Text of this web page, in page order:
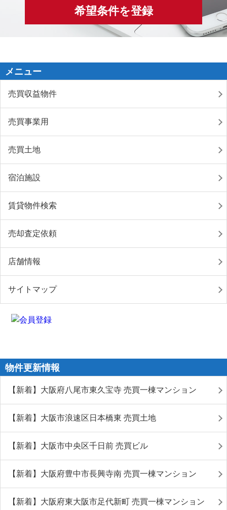
希望条件を登録
メニュー
売買収益物件
売買事業用
売買土地
宿泊施設
賃貸物件検索
売却査定依頼
店舗情報
サイトマップ
物件更新情報
【新着】大阪府八尾市東久宝寺 売買一棟マンション
【新着】大阪市浪速区日本橋東 売買土地
【新着】大阪市中央区千日前 売買ビル
【新着】大阪府豊中市長興寺南 売買一棟マンション
【新着】大阪府東大阪市足代新町 売買一棟マンション